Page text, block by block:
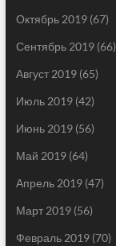
Октябрь 2019(67)
Сентябрь 2019(66)
Август 2019(65)
Июль 2019(42)
Июнь 2019(56)
Май 2019(64)
Апрель 2019(47)
Март 2019(56)
Февраль 2019(70)